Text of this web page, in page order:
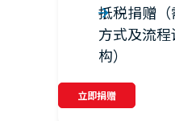
抵税捐赠
方式及流
构）
立即捐赠